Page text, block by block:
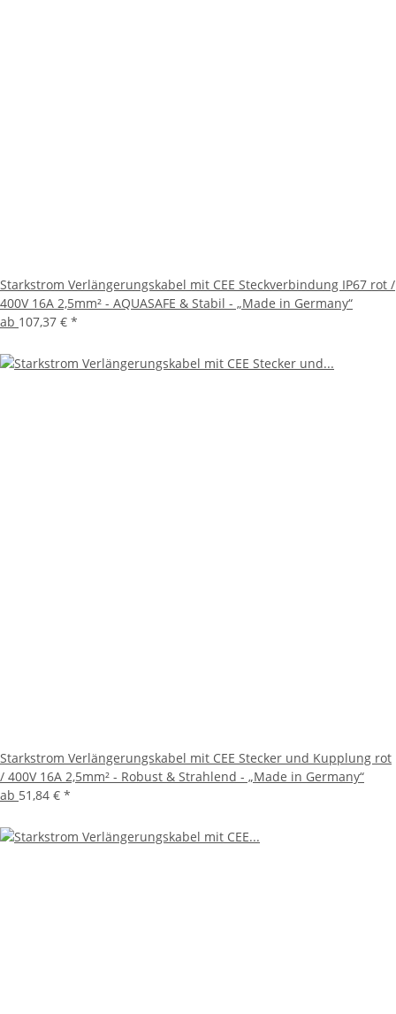
Starkstrom Verlängerungskabel mit CEE Steckverbindung IP67 rot /
400V 16A 2,5mm² - AQUASAFE & Stabil - „Made in Germany“
ab 107,37 € *
Starkstrom Verlängerungskabel mit CEE Stecker und Kupplung rot
/ 400V 16A 2,5mm² - Robust & Strahlend - „Made in Germany“
ab 51,84 € *